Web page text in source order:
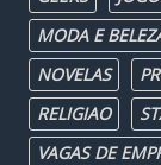
MODA E
NOVELAS
RELIGIAO
VAGAS DE